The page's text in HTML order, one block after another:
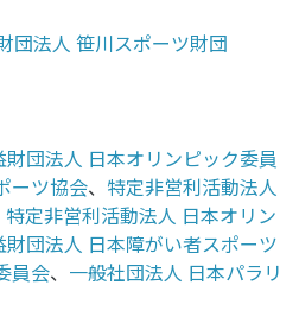
団法人 笹川スポーツ財団
財団法人 日本オリンピック委員
ーツ協会、 特定非営利活動法人
特定非営利活動法人 日本オリン
財団法人 日本障がい者スポーツ
員会、 一般社団法人 日本パラリ